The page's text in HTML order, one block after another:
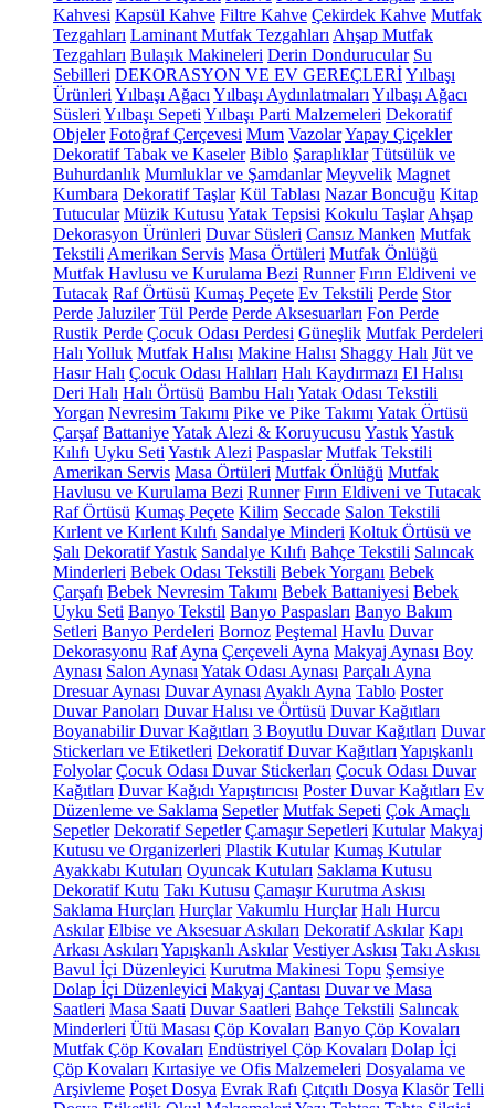
Kahvesi Kapsül Kahve Filtre Kahve Çekirdek Kahve Mutfak
Tezgahları Laminant Mutfak Tezgahları Ahşap Mutfak
Tezgahları Bulaşık Makineleri Derin Dondurucular Su
Sebilleri DEKORASYON VE EV GEREÇLERİYılbaşı
Ürünleri Yılbaşı Ağacı Yılbaşı Aydınlatmaları Yılbaşı Ağacı
Süsleri Yılbaşı Sepeti Yılbaşı Parti Malzemeleri Dekoratif
Objeler Fotoğraf Çerçevesi Mum VazolarYapay Çiçekler
Dekoratif Tabak ve Kaseler Biblo Şaraplıklar Tütsülük ve
Buhurdanlık Mumluklar ve Şamdanlar Meyvelik Magnet
Kumbara Dekoratif Taşlar Kül Tablası Nazar Boncuğu Kitap
Tutucular Müzik Kutusu Yatak Tepsisi Kokulu Taşlar Ahşap
Dekorasyon Ürünleri Duvar Süsleri Cansız Manken Mutfak
Tekstili Amerikan Servis Masa Örtüleri Mutfak Önlüğü
Mutfak Havlusu ve Kurulama Bezi Runner Fırın Eldiveni ve
Tutacak Raf Örtüsü Kumaş Peçete Ev Tekstili Perde Stor
Perde Jaluziler Tül Perde Perde Aksesuarları Fon Perde
Rustik Perde Çocuk Odası Perdesi Güneşlik Mutfak Perdeleri
Halı Yolluk Mutfak Halısı Makine Halısı Shaggy Halı Jüt ve
Hasır Halı Çocuk Odası Halıları Halı Kaydırmazı El Halısı
Deri Halı Halı Örtüsü Bambu Halı Yatak Odası Tekstili
Yorgan Nevresim Takımı Pike ve Pike Takımı Yatak Örtüsü
Çarşaf BattaniyeYatak Alezi & Koruyucusu YastıkYastık
Kılıfı Uyku Seti Yastık Alezi Paspaslar Mutfak Tekstili
Amerikan Servis Masa Örtüleri Mutfak Önlüğü Mutfak
Havlusu ve Kurulama Bezi Runner Fırın Eldiveni ve Tutacak
Raf Örtüsü Kumaş Peçete Kilim Seccade Salon Tekstili
Kırlent ve Kırlent Kılıfı Sandalye Minderi Koltuk Örtüsü ve
Şalı Dekoratif Yastık Sandalye Kılıfı Bahçe Tekstili Salıncak
Minderleri Bebek Odası Tekstili Bebek Yorganı Bebek
Çarşafı Bebek Nevresim Takımı Bebek Battaniyesi Bebek
Uyku Seti Banyo Tekstil Banyo Paspasları Banyo Bakım
Setleri Banyo Perdeleri Bornoz Peştemal Havlu Duvar
Dekorasyonu Raf Ayna Çerçeveli Ayna Makyaj Aynası Boy
Aynası Salon Aynası Yatak Odası Aynası Parçalı Ayna
Dresuar Aynası Duvar Aynası Ayaklı Ayna Tablo Poster
Duvar Panoları Duvar Halısı ve Örtüsü Duvar Kağıtları
Boyanabilir Duvar Kağıtları 3 Boyutlu Duvar Kağıtları Duvar
Stickerları ve Etiketleri Dekoratif Duvar Kağıtları Yapışkanlı
Folyolar Çocuk Odası Duvar Stickerları Çocuk Odası Duvar
Kağıtları Duvar Kağıdı Yapıştırıcısı Poster Duvar Kağıtları Ev
Düzenleme ve Saklama Sepetler Mutfak Sepeti Çok Amaçlı
Sepetler Dekoratif Sepetler Çamaşır Sepetleri Kutular Makyaj
Kutusu ve Organizerleri Plastik Kutular Kumaş Kutular
Ayakkabı Kutuları Oyuncak Kutuları Saklama Kutusu
Dekoratif Kutu Takı Kutusu Çamaşır Kurutma Askısı
Saklama Hurçları Hurçlar Vakumlu Hurçlar Halı Hurcu
Askılar Elbise ve Aksesuar Askıları Dekoratif Askılar Kapı
Arkası Askıları Yapışkanlı Askılar Vestiyer Askısı Takı Askısı
Bavul İçi Düzenleyici Kurutma Makinesi Topu Şemsiye
Dolap İçi Düzenleyici Makyaj Çantası Duvar ve Masa
Saatleri Masa Saati Duvar Saatleri Bahçe Tekstili Salıncak
Minderleri Ütü Masası Çöp Kovaları Banyo Çöp Kovaları
Mutfak Çöp Kovaları Endüstriyel Çöp Kovaları Dolap İçi
Çöp Kovaları Kırtasiye ve Ofis Malzemeleri Dosyalama ve
Arşivleme Poşet Dosya Evrak Rafı Çıtçıtlı Dosya Klasör Telli